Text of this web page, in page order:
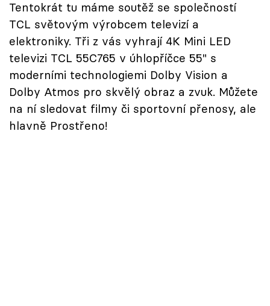
Sledujte prima+
Přihlášení
Sledujte nás
Tentokrát tu máme soutěž se společností
TCL světovým výrobcem televizí a
elektroniky. Tři z vás vyhrají 4K Mini LED
televizi TCL 55C765 v úhlopříčce 55" s
moderními technologiemi Dolby Vision a
Dolby Atmos pro skvělý obraz a zvuk. Můžete
na ní sledovat filmy či sportovní přenosy, ale
hlavně Prostřeno!